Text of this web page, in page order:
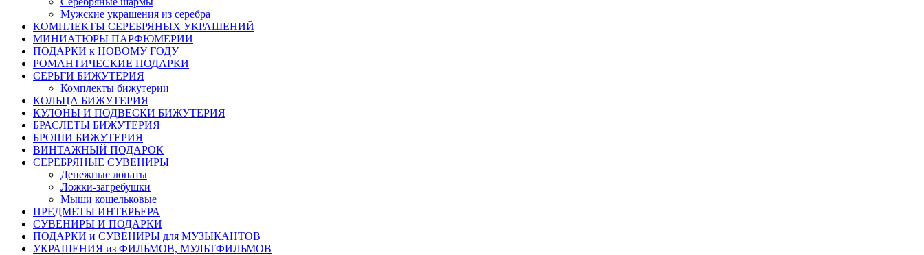
Мужские украшения из серебра
КОМПЛЕКТЫ СЕРЕБРЯНЫХ УКРАШЕНИЙ
МИНИАТЮРЫ ПАРФЮМЕРИИ
ПОДАРКИ к НОВОМУ ГОДУ
РОМАНТИЧЕСКИЕ ПОДАРКИ
СЕРЬГИ БИЖУТЕРИЯ
Комплекты бижутерии
КОЛЬЦА БИЖУТЕРИЯ
КУЛОНЫ И ПОДВЕСКИ БИЖУТЕРИЯ
БРАСЛЕТЫ БИЖУТЕРИЯ
БРОШИ БИЖУТЕРИЯ
ВИНТАЖНЫЙ ПОДАРОК
СЕРЕБРЯНЫЕ СУВЕНИРЫ
Денежные лопаты
Ложки-загребушки
Мыши кошельковые
ПРЕДМЕТЫ ИНТЕРЬЕРА
СУВЕНИРЫ И ПОДАРКИ
ПОДАРКИ и СУВЕНИРЫ для МУЗЫКАНТОВ
УКРАШЕНИЯ из ФИЛЬМОВ, МУЛЬТФИЛЬМОВ